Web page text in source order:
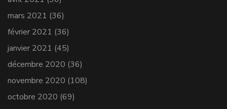
mars 2021 (36)
février 2021 (36)
janvier 2021 (45)
décembre 2020 (36)
novembre 2020 (108)
octobre 2020 (69)